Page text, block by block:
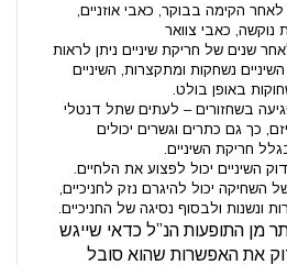
הקימה בבוקר, כאבי אוזניים,
כאבי צוואר
שנים של חריקת שיניים ניתן לראות
נשחקות ומתקצרות, השיניים
באופן בולט.
בשחזורים – לעתים שתל דנטלי
כך גם כתרים וגשרים יכולים
חריקת השיניים.
השיניים יכול לפצוע את הלחיים.
השחיקה יכול להיגרם נזק לחניכיים,
ונשנות ולבסוף נסיגה של החניכיים.
מן התופעות הנ”ל כדאי שייגש
את האפשרות שהוא סובל